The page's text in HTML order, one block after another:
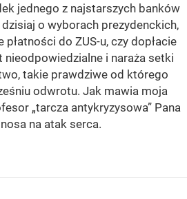
jednego z najstarszych banków
o wyborach prezydenckich,
do ZUS-u, czy dopłacie
nieodpowiedzialne i naraża setki
takie prawdziwe od którego
odwrotu. Jak mawia moja
„tarcza antykryzysowa” Pana
na atak serca.